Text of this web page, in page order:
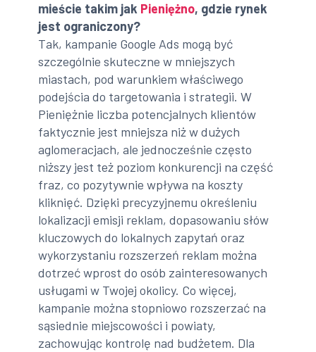
mieście takim jak Pieniężno, gdzie rynek
jest ograniczony?
Tak, kampanie Google Ads mogą być
szczególnie skuteczne w mniejszych
miastach, pod warunkiem właściwego
podejścia do targetowania i strategii. W
Pieniężnie liczba potencjalnych klientów
faktycznie jest mniejsza niż w dużych
aglomeracjach, ale jednocześnie często
niższy jest też poziom konkurencji na część
fraz, co pozytywnie wpływa na koszty
kliknięć. Dzięki precyzyjnemu określeniu
lokalizacji emisji reklam, dopasowaniu słów
kluczowych do lokalnych zapytań oraz
wykorzystaniu rozszerzeń reklam można
dotrzeć wprost do osób zainteresowanych
usługami w Twojej okolicy. Co więcej,
kampanie można stopniowo rozszerzać na
sąsiednie miejscowości i powiaty,
zachowując kontrolę nad budżetem. Dla